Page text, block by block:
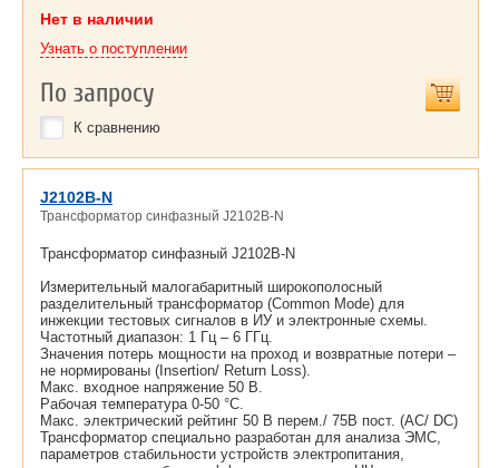
Нет в наличии
Узнать о поступлении
По запросу
К сравнению
J2102B-N
Трансформатор синфазный J2102B-N
Трансформатор синфазный J2102B-N
Измерительный малогабаритный широкополосный
разделительный трансформатор (Common Mode) для
инжекции тестовых сигналов в ИУ и электронные схемы.
Частотный диапазон: 1 Гц – 6 ГГц.
Значения потерь мощности на проход и возвратные потери –
не нормированы (Insertion/ Return Loss).
Макс. входное напряжение 50 В.
Рабочая температура 0-50 °С.
Макс. электрический рейтинг 50 В перем./ 75В пост. (AC/ DC)
Трансформатор специально разработан для анализа ЭМС,
параметров стабильности устройств электропитания,